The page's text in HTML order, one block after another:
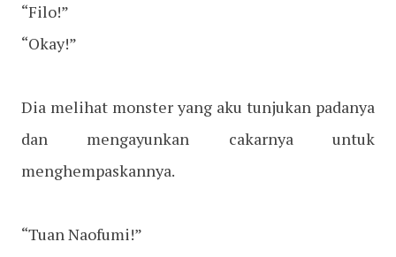
“Filo!”
“Okay!”
Dia melihat monster yang aku tunjukan padanya
dan mengayunkan cakarnya untuk
menghempaskannya.
“Tuan Naofumi!”